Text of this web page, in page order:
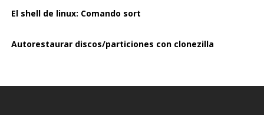
El shell de linux: Comando sort
Autorestaurar discos/particiones con clonezilla